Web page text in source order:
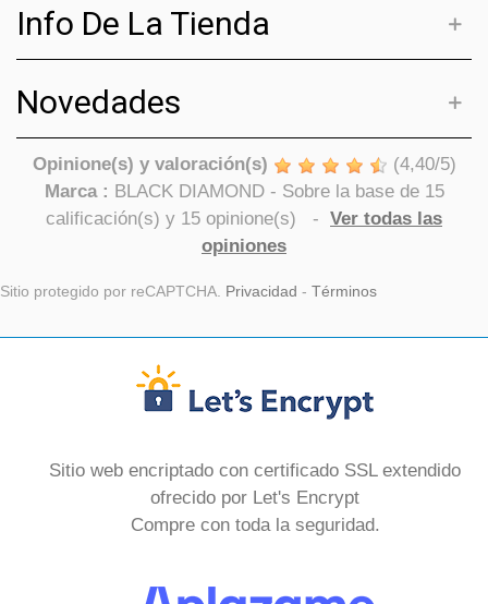
Info De La Tienda
Novedades
Opinione(s) y valoración(s) (4,40/5)
Marca : BLACK DIAMOND- Sobre la base de 15
calificación(s) y 15 opinione(s) - Ver todas las
opiniones
Sitio protegido por reCAPTCHA. Privacidad - Términos
Sitio web encriptado con certificado SSL extendido
ofrecido por Let's Encrypt
Compre con toda la seguridad.